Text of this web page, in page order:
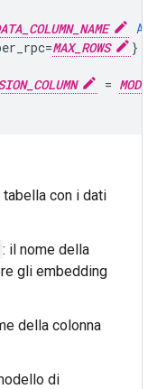
AS
=MAX_ROWS
}
=
con i dati
: il nome della
gli embedding
della colonna
di